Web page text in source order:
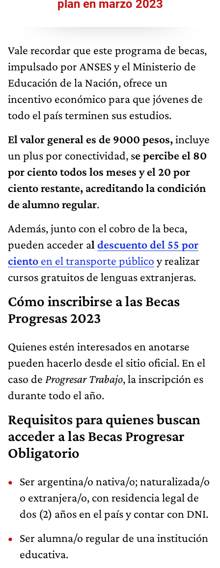
plan en marzo 2023
Vale recordar que este programa de becas,
impulsado por ANSES y el Ministerio de
Educación de la Nación, ofrece un
incentivo económico para que jóvenes de
todo el país terminen sus estudios.
El valor general es de 9000 pesos,incluye
un plus por conectividad, se percibe el 80
por ciento todos los meses y el 20 por
ciento restante, acreditando la condición
de alumno regular.
Además, junto con el cobro de la beca,
pueden acceder al descuento del 55 por
ciento en el transporte público y realizar
cursos gratuitos de lenguas extranjeras.
Cómo inscribirse a las Becas
Progresas 2023
Quienes estén interesados en anotarse
pueden hacerlo desde el sitio oficial. En el
caso de Progresar Trabajo, la inscripción es
durante todo el año.
Requisitos para quienes buscan
acceder a las Becas Progresar
Obligatorio
Ser argentina/o nativa/o; naturalizada/o
o extranjera/o, con residencia legal de
dos (2) años en el país y contar con DNI.
Ser alumna/o regular de una institución
educativa.